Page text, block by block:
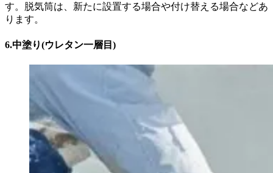
す。脱気筒は、新たに設置する場合や付け替える場合などあ
ります。
6.中塗り(ウレタン一層目)